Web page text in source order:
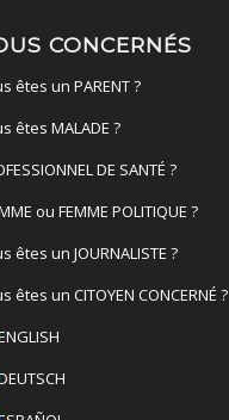
CONCERNÉS
êtes un PARENT ?
êtes MALADE ?
DE SANTÉ ?
ou FEMME POLITIQUE ?
êtes un JOURNALISTE ?
êtes un CITOYEN CONCERNÉ ?